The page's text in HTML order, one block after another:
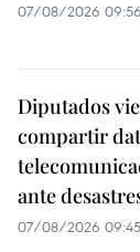
07/08/2026 09:56
Diputados
compartir
ante
07/08/2026 09:45